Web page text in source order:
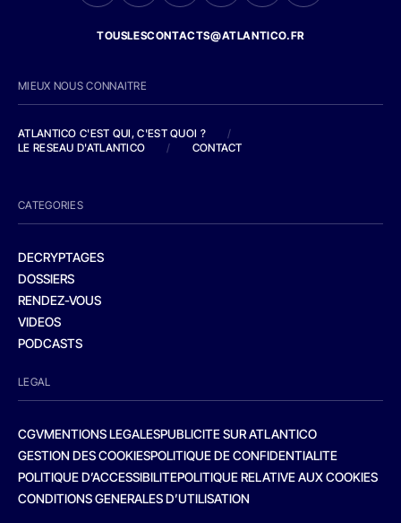
TOUSLESCONTACTS@ATLANTICO.FR
MIEUX NOUS CONNAITRE
ATLANTICO C'EST QUI, C'EST QUOI ?
/
LE RESEAU D'ATLANTICO
/ CONTACT
CATEGORIES
DECRYPTAGES
DOSSIERS
RENDEZ-VOUS
VIDEOS
PODCASTS
LEGAL
CGVMENTIONS LEGALESPUBLICITE SUR ATLANTICO
GESTION DES COOKIESPOLITIQUE DE CONFIDENTIALITE
POLITIQUE D’ACCESSIBILITEPOLITIQUE RELATIVE AUX COOKIES
CONDITIONS GENERALES D’UTILISATION